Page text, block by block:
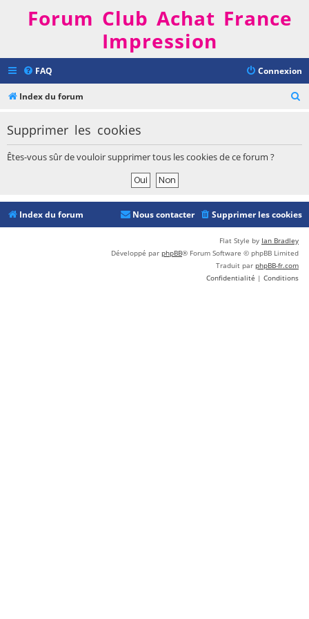
Forum Club Achat France
Impression
FAQ Connexion
Index du forum
c
Supprimer les cookies
Êtes-vous sûr de vouloir supprimer tous les cookies de ce forum ?
Index du forum Supprimer les cookies
Nous contacter
Flat Style by Ian Bradley
Développé par phpBB® Forum Software © phpBB Limited
Traduit par phpBB-fr.com
Confidentialité | Conditions